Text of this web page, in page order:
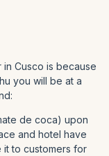
Cusco is because
you will be at a
de coca) upon
and hotel have
it to customers for